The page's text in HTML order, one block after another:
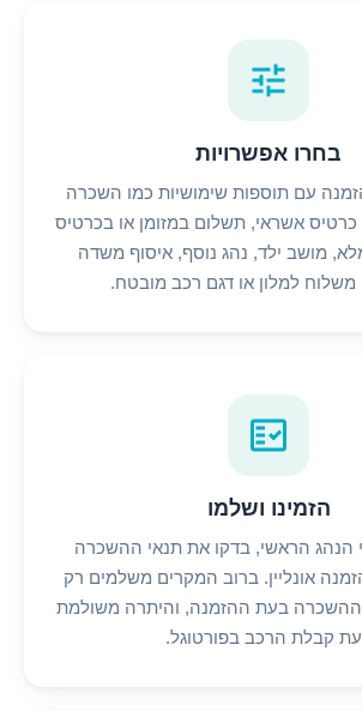
tune
בחרו אפשרויות
עם תוספות שימושיות כמו השכרה
כרטיס אשראי, תשלום במזומן או בכרטיס
מושב ילד, נהג נוסף, איסוף משדה
למלון או דגם רכב מובטח.
fact_check
הזמינו ושלמו
הנהג הראשי, בדקו את תנאי ההשכרה
אונליין. ברוב המקרים משלמים רק
ההשכרה בעת ההזמנה, והיתרה משולמת
קבלת הרכב בפורטוגל.